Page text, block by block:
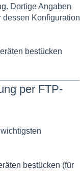
Dortige Angaben
dessen Konfiguration
bestücken
per FTP-
bestücken (für